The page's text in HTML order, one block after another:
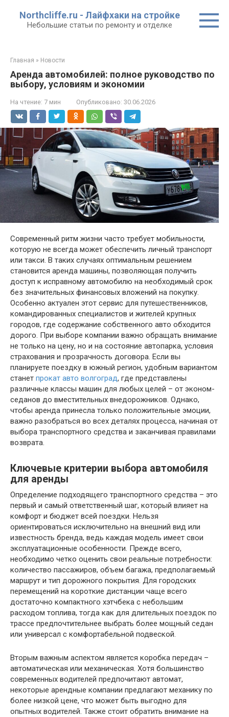
контенту
Northcliffe.ru - Лайфхаки на стройке
Небольшие статьи по ремонту и отделке
Главная » Новости
Аренда автомобилей: полное руководство по
выбору, условиям и экономии
На чтение: 7 мин Опубликовано: 30.06.2026
Современный ритм жизни часто требует мобильности,
которую не всегда может обеспечить личный транспорт
или такси. В таких случаях оптимальным решением
становится аренда машины, позволяющая получить
доступ к исправному автомобилю на необходимый срок
без значительных финансовых вложений на покупку.
Особенно актуален этот сервис для путешественников,
командированных специалистов и жителей крупных
городов, где содержание собственного авто обходится
дорого. При выборе компании важно обращать внимание
не только на цену, но и на состояние автопарка, условия
страхования и прозрачность договора. Если вы
планируете поездку в южный регион, удобным вариантом
станет прокат авто волгоград, где представлены
различные классы машин для любых целей – от эконом-
седанов до вместительных внедорожников. Однако,
чтобы аренда принесла только положительные эмоции,
важно разобраться во всех деталях процесса, начиная от
выбора транспортного средства и заканчивая правилами
возврата.
Ключевые критерии выбора автомобиля
для аренды
Определение подходящего транспортного средства – это
первый и самый ответственный шаг, который влияет на
комфорт и бюджет всей поездки. Нельзя
ориентироваться исключительно на внешний вид или
известность бренда, ведь каждая модель имеет свои
эксплуатационные особенности. Прежде всего,
необходимо четко оценить свои реальные потребности:
количество пассажиров, объем багажа, предполагаемый
маршрут и тип дорожного покрытия. Для городских
перемещений на короткие дистанции чаще всего
достаточно компактного хэтчбека с небольшим
расходом топлива, тогда как для длительных поездок по
трассе предпочтительнее выбрать более мощный седан
или универсал с комфортабельной подвеской.
Вторым важным аспектом является коробка передач –
автоматическая или механическая. Хотя большинство
современных водителей предпочитают автомат,
некоторые арендные компании предлагают механику по
более низкой цене, что может быть выгодно для
опытных водителей. Также стоит обратить внимание на